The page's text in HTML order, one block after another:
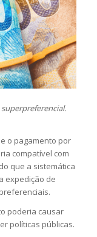
superpreferencial.
o pagamento por
compatível com
que a sistemática
expedição de
poderia causar
políticas públicas.